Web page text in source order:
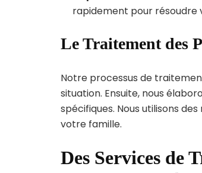
rapidement pour résoudre
Le Traitement des
Notre processus de
situation. Ensuite, nous
spécifiques. Nous utilisons
votre famille.
Des Services de